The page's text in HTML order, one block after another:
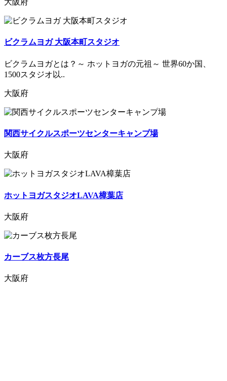
大阪府
ビクラムヨガ 大阪本町スタジオ
ビクラムヨガとは？～ ホットヨガの元祖～ 世界60か国、
1500スタジオ以..
大阪府
関西サイクルスポーツセンターキャンプ場
大阪府
ホットヨガスタジオLAVA樟葉店
大阪府
カーブス枚方長尾
大阪府